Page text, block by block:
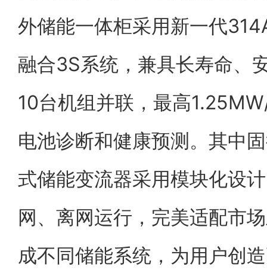
外储能一体柜采用新一代
融合3S系统，兼具长寿命、
10台机组并联，最高
电池诊断和健康预测。其中
式储能变流器采用模块化设
网、离网运行，完美适配市
成不同储能系统，为用户创